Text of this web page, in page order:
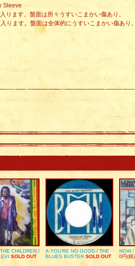
Sleeve
ります。盤面は所々うすいこまかい傷あり。
ります。盤面は全体的にうすいこまかい傷あり。
CHILDREN /
SOLD OUT
A:YOU’RE NO GOOD / THE
BLUES BUSTER SOLD OUT
NOW
0円(税